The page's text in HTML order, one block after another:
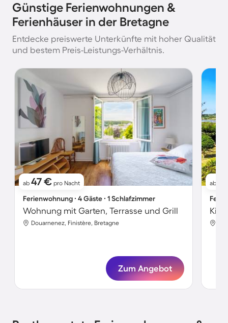
Günstige Ferienwohnungen &
Ferienhäuser in der Bretagne
Entdecke preiswerte Unterkünfte mit hoher Qualität
und bestem Preis-Leistungs-Verhältnis.
ab 47 € pro Nacht
Ferienwohnung ∙ 4 Gäste ∙ 1 Schlafzimmer
Wohnung mit Garten, Terrasse und Grill
Douarnenez, Finistère, Bretagne
Zum Angebot
ab